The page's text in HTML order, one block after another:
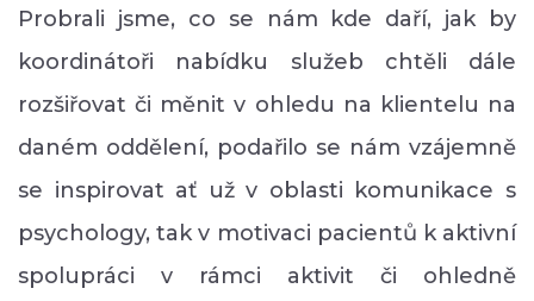
Probrali jsme, co se nám kde daří, jak by
koordinátoři nabídku služeb chtěli dále
rozšiřovat či měnit v ohledu na klientelu na
daném oddělení, podařilo se nám vzájemně
se inspirovat ať už v oblasti komunikace s
psychology, tak v motivaci pacientů k aktivní
spolupráci v rámci aktivit či ohledně